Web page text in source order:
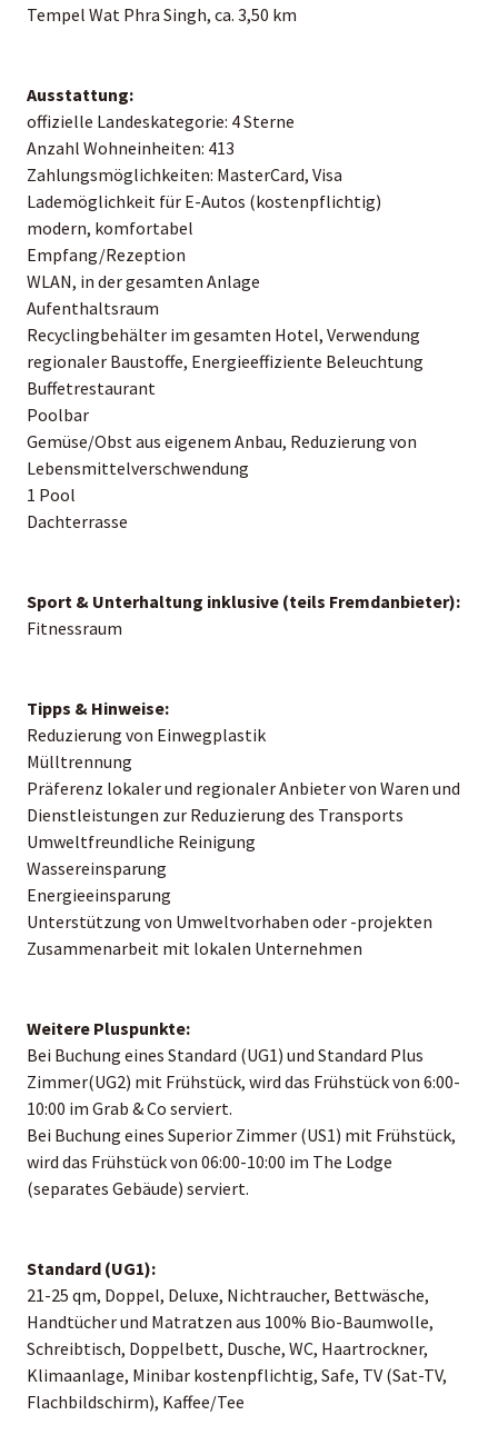
Tempel Wat Phra Singh, ca. 3,50 km
Ausstattung:
offizielle Landeskategorie: 4 Sterne
Anzahl Wohneinheiten: 413
Zahlungsmöglichkeiten: MasterCard, Visa
Lademöglichkeit für E-Autos (kostenpflichtig)
modern, komfortabel
Empfang/Rezeption
WLAN, in der gesamten Anlage
Aufenthaltsraum
Recyclingbehälter im gesamten Hotel, Verwendung
regionaler Baustoffe, Energieeffiziente Beleuchtung
Buffetrestaurant
Poolbar
Gemüse/Obst aus eigenem Anbau, Reduzierung von
Lebensmittelverschwendung
1 Pool
Dachterrasse
Sport & Unterhaltung inklusive (teils Fremdanbieter):
Fitnessraum
Tipps & Hinweise:
Reduzierung von Einwegplastik
Mülltrennung
Präferenz lokaler und regionaler Anbieter von Waren und
Dienstleistungen zur Reduzierung des Transports
Umweltfreundliche Reinigung
Wassereinsparung
Energieeinsparung
Unterstützung von Umweltvorhaben oder -projekten
Zusammenarbeit mit lokalen Unternehmen
Weitere Pluspunkte:
Bei Buchung eines Standard (UG1) und Standard Plus
Zimmer(UG2) mit Frühstück, wird das Frühstück von 6:00-
10:00 im Grab & Co serviert.
Bei Buchung eines Superior Zimmer (US1) mit Frühstück,
wird das Frühstück von 06:00-10:00 im The Lodge
(separates Gebäude) serviert.
Standard (UG1):
21-25 qm, Doppel, Deluxe, Nichtraucher, Bettwäsche,
Handtücher und Matratzen aus 100% Bio-Baumwolle,
Schreibtisch, Doppelbett, Dusche, WC, Haartrockner,
Klimaanlage, Minibar kostenpflichtig, Safe, TV (Sat-TV,
Flachbildschirm), Kaffee/Tee